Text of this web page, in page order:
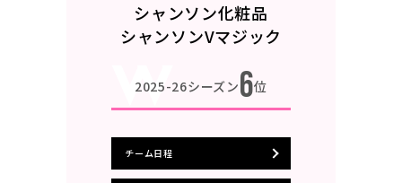
シャンソン化粧品
シャンソンVマジック
2025-26シーズン6位
チーム日程